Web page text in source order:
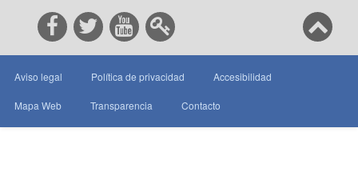
Aviso legal Política de privacidad Accesibilidad
Mapa Web Transparencia Contacto